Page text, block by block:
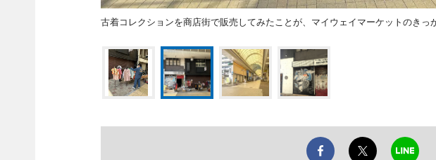
古着コレクションを商店街で販売してみたことが、マイウェイマーケットのきっ